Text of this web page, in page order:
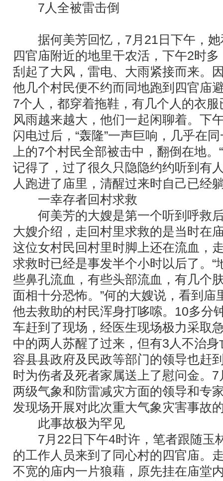
7人全被雷击倒
据何美芳回忆，7月21日下午，她
四官庙附近的地里干农活，下午2时
刮起了大风，雷电、大雨紧接而来。
他几个村民便不约而同地跑到四官庙
7个人，都穿着拖鞋，有几个人的衣
风雨越来越大，他们一起闲聊着。下
闪电过后，“轰隆”一声巨响，几乎在
上的7个村民全部被击中，翻倒在地
记得了，过了很久只隐隐约约听到有
人跑进了庙里，清醒过来时自己已经
一幸存者回村求救
何美芳的大嫂是第一个听到呼救后
大嫂介绍，走回村里求救的是当时在
这位女村民回村里时脚上还在流血，
求救时已经是事发半个小时以后了。“
些鼻孔流血，有些头部流血，有几个
面相十分恐怖。”何的大嫂说，看到庙
他去救助的村民浑身打哆嗦。10多分
车赶到了现场，经医生现场极力采取
中的两人苏醒了过来，但有3人不治
容县县政府及民政等部门的领导也赶
时为伤者及死者家属送上了慰问金。
两级气象和防雷减灾方面的领导和专
发现场开展对此次重大气象灾害事故
此事故极为罕见
7月22日下午4时许，笔者跟随玉
的工作人员来到了同心村的四官庙。
不宽的庙内一片狼藉，原先挂在庙堂